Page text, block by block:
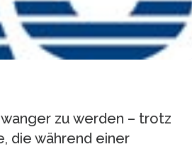
zu werden – trotz
die während einer